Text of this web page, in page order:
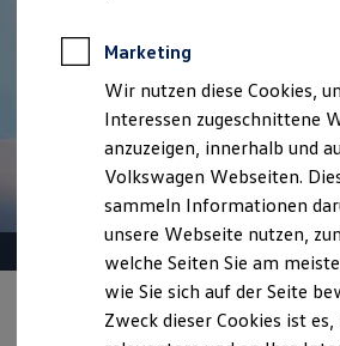
Der ID.7
Der ID.7 GTX
Der ID.7 Tourer
Der ID.7 GTX Tourer
Der ID. Buzz
Der neue ID. Cross
Elektrofahrzeugkonzepte
ID. EVERY1
Reichweite der ID.
Reichweite im Winter
Rekuperation
Laden unterwegs
Gepflegt, geprüft und für
Marketing
Wir nutzen diese Cookies,
Interessen zugeschnittene
anzuzeigen, innerhalb und
Volkswagen Webseiten.
sammeln Informationen
unsere Webseite nutzen,
welche Seiten Sie am
wie Sie sich auf der Seite
Zweck dieser Cookies ist